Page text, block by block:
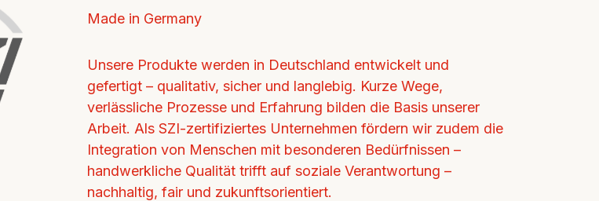
Made in Germany
Unsere Produkte werden in Deutschland entwickelt und
gefertigt – qualitativ, sicher und langlebig. Kurze Wege,
verlässliche Prozesse und Erfahrung bilden die Basis unserer
Arbeit. Als SZI-zertifiziertes Unternehmen fördern wir zudem die
Integration von Menschen mit besonderen Bedürfnissen –
handwerkliche Qualität trifft auf soziale Verantwortung –
nachhaltig, fair und zukunftsorientiert.